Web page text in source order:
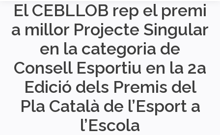
El CEBLLOB rep el premi
a millor Projecte Singular
en la categoria de
Consell Esportiu en la 2a
Edició dels Premis del
Pla Català de l’Esport a
l’Escola